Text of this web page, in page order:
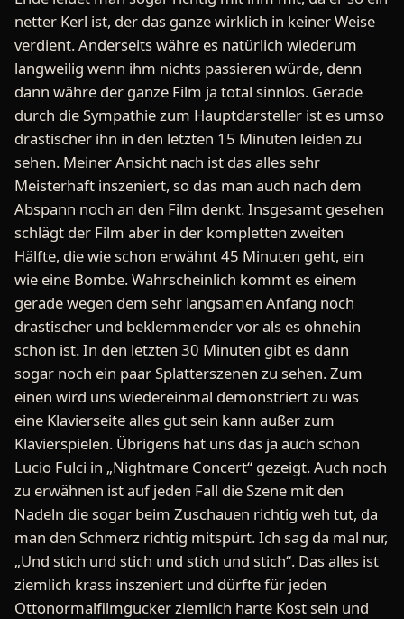
netter Kerl ist, der das ganze wirklich in keiner Weise
verdient. Anderseits währe es natürlich wiederum
langweilig wenn ihm nichts passieren würde, denn
dann währe der ganze Film ja total sinnlos. Gerade
durch die Sympathie zum Hauptdarsteller ist es umso
drastischer ihn in den letzten 15 Minuten leiden zu
sehen. Meiner Ansicht nach ist das alles sehr
Meisterhaft inszeniert, so das man auch nach dem
Abspann noch an den Film denkt. Insgesamt gesehen
schlägt der Film aber in der kompletten zweiten
Hälfte, die wie schon erwähnt 45 Minuten geht, ein
wie eine Bombe. Wahrscheinlich kommt es einem
gerade wegen dem sehr langsamen Anfang noch
drastischer und beklemmender vor als es ohnehin
schon ist. In den letzten 30 Minuten gibt es dann
sogar noch ein paar Splatterszenen zu sehen. Zum
einen wird uns wiedereinmal demonstriert zu was
eine Klavierseite alles gut sein kann außer zum
Klavierspielen. Übrigens hat uns das ja auch schon
Lucio Fulci in „Nightmare Concert“ gezeigt. Auch noch
zu erwähnen ist auf jeden Fall die Szene mit den
Nadeln die sogar beim Zuschauen richtig weh tut, da
man den Schmerz richtig mitspürt. Ich sag da mal nur,
„Und stich und stich und stich und stich“. Das alles ist
ziemlich krass inszeniert und dürfte für jeden
Ottonormalfilmgucker ziemlich harte Kost sein und